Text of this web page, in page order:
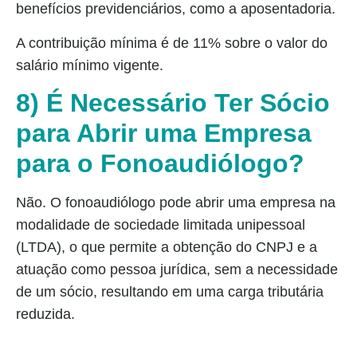
benefícios previdenciários, como a aposentadoria.
A contribuição mínima é de 11% sobre o valor do
salário mínimo vigente.
8) É Necessário Ter Sócio
para Abrir uma Empresa
para o Fonoaudiólogo?
Não. O fonoaudiólogo pode abrir uma empresa na
modalidade de sociedade limitada unipessoal
(LTDA), o que permite a obtenção do CNPJ e a
atuação como pessoa jurídica, sem a necessidade
de um sócio, resultando em uma carga tributária
reduzida.